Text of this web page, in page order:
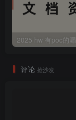
2025 hw 有poc的
评论 抢沙发